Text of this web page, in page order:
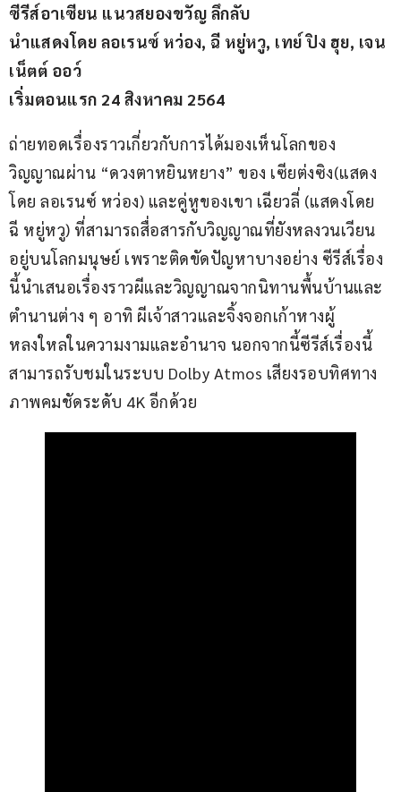
ซีรีส์อาเซียน แนวสยองขวัญ ลึกลับ
นำแสดงโดย ลอเรนซ์ หว่อง, ฉี หยู่หวู, เทย์ ปิง ฮุย, เจน
เน็ตต์ ออว์
เริ่มตอนแรก 24 สิงหาคม 2564
ถ่ายทอดเรื่องราวเกี่ยวกับการได้มองเห็นโลกของ
วิญญาณผ่าน “ดวงตาหยินหยาง” ของ เซียต่งซิง(แสดง
โดย ลอเรนซ์ หว่อง) และคู่หูของเขา เฉียวลี่ (แสดงโดย
ฉี หยู่หวู) ที่สามารถสื่อสารกับวิญญาณที่ยังหลงวนเวียน
อยู่บนโลกมนุษย์ เพราะติดขัดปัญหาบางอย่าง ซีรีส์เรื่อง
นี้นำเสนอเรื่องราวผีและวิญญาณจากนิทานพื้นบ้านและ
ตำนานต่าง ๆ อาทิ ผีเจ้าสาวและจิ้งจอกเก้าหางผู้
หลงใหลในความงามและอำนาจ นอกจากนี้ซีรีส์เรื่องนี้
สามารถรับชมในระบบ Dolby Atmos เสียงรอบทิศทาง
ภาพคมชัดระดับ 4K อีกด้วย